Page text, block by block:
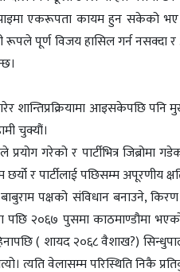
एकरूपता कायम हुन सकेको
पूर्ण विजय हासिल गर्न नसक्दा र
गरेर शान्तिप्रक्रियामा
चुक्यौं।
गरेको र पार्टीभित्र जिब्रोमा
र पार्टीलाई पछिसम्म अपूरणीय
पक्षको संविधान बनाउने,
२०६७ पुसमा काठमाण्डौमा
( शायद २०६८ वैशाख?)
त्यति वेलासम्म परिस्थिति निकै